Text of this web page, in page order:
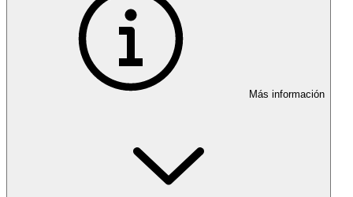
Más información